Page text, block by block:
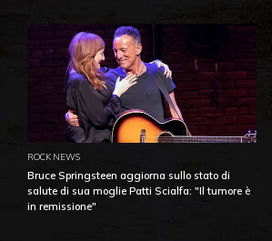
ROCK NEWS
Bruce Springsteen aggiorna sullo stato di
salute di sua moglie Patti Scialfa: "Il tumore è
in remissione"